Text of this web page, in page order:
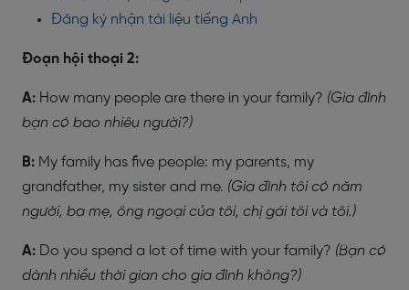
Đăng ký nhận tài liệu tiếng Anh
Đoạn hội thoại 2:
A: How many people are there in your family? (Gia đình
bạn có bao nhiêu người?)
B: My family has five people: my parents, my
grandfather, my sister and me. (Gia đình tôi có năm
người, ba mẹ, ông ngoại của tôi, chị gái tôi và tôi.)
A: Do you spend a lot of time with your family? (Bạn có
dành nhiều thời gian cho gia đình không?)